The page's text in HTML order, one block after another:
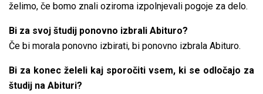
želimo, če bomo znali oziroma izpolnjevali pogoje za delo.
Bi za svoj študij ponovno izbrali Abituro?
Če bi morala ponovno izbirati, bi ponovno izbrala Abituro.
Bi za konec želeli kaj sporočiti vsem, ki se odločajo za
študij na Abituri?